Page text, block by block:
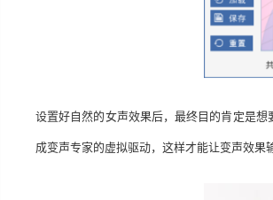
设置好自然的女声效果后，最终目的肯定是
成变声专家的虚拟驱动，这样才能让变声效果